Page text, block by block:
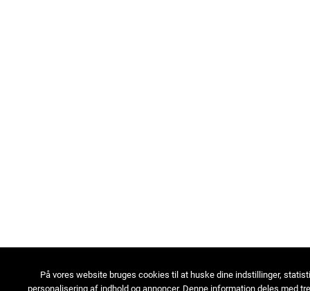
På vores website bruges cookies til at huske dine indstillinger,
personalisering af indhold og annoncer. Denne information deles med